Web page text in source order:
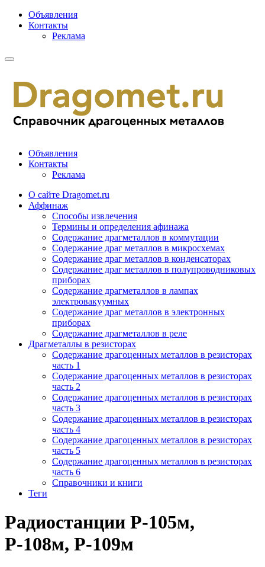
Объявления
Контакты
Реклама
Объявления
Контакты
Реклама
О сайте Dragomet.ru
Аффинаж
Способы извлечения
Термины и определения афинажа
Содержание драгметаллов в коммутации
Содержание драг металлов в микросхемах
Содержание драг металлов в конденсаторах
Содержание драг металлов в полупроводниковых
приборах
Содержание драгметаллов в лампах
электровакуумных
Содержание драг металлов в электронных
приборах
Содержание драгметаллов в реле
Драгметаллы в резисторах
Содержание драгоценных металлов в резисторах
часть 1
Содержание драгоценных металлов в резисторах
часть 2
Содержание драгоценных металлов в резисторах
часть 3
Содержание драгоценных металлов в резисторах
часть 4
Содержание драгоценных металлов в резисторах
часть 5
Содержание драгоценных металлов в резисторах
часть 6
Справочники и книги
Теги
Радиостанции Р-105м,
Р-108м, Р-109м